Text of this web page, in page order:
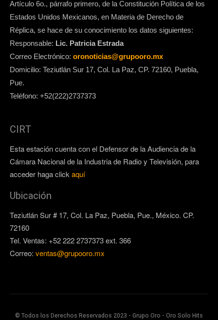
Artículo 6o., párrafo primero, de la Constitución Política de los
Estados Unidos Mexicanos, en Materia de Derecho de
Réplica, se hace de su conocimiento los datos siguientes:
Responsable: Lic. Patricia Estrada
Correo Electrónico: oronoticias@grupooro.mx
Domicilio: Teziutlán Sur 17, Col. La Paz, CP. 72160, Puebla,
Pue.
Teléfono: +52(222)2737373
CIRT
Esta estación cuenta con el Defensor de la Audiencia de la
Cámara Nacional de la Industria de Radio y Televisión, para
acceder haga click aquí
Ubicación
Teziutlán Sur # 17, Col. La Paz, Puebla, Pue., México. CP.
72160
Tel. Ventas: +52 222 2737373 ext. 366
Correo: ventas@grupooro.mx
© Todos los Derechos Reservados 2023 - Grupo Oro - Oro Solo Hits